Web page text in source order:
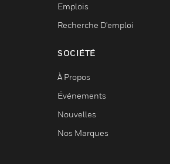
Emplois
Recherche D'emploi
SOCIÉTÉ
À Propos
Événements
Nouvelles
Nos Marques